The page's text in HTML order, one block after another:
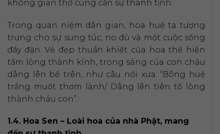
không gian thờ cúng cần sự thanh tịnh.
Trong quan niệm dân gian, hoa huệ ta tượng
trưng cho sự sung túc, no đủ và một cuộc sống
đầy đặn. Vẻ đẹp thuần khiết của hoa thể hiện
tấm lòng thành kính, trong sáng của con cháu
dâng lên bề trên, như câu nói xưa: “Bông huệ
trắng muốt thơm lành/ Dâng lên tiên tổ lòng
thành cháu con”.
1.4. Hoa Sen – Loài hoa của nhà Phật, mang